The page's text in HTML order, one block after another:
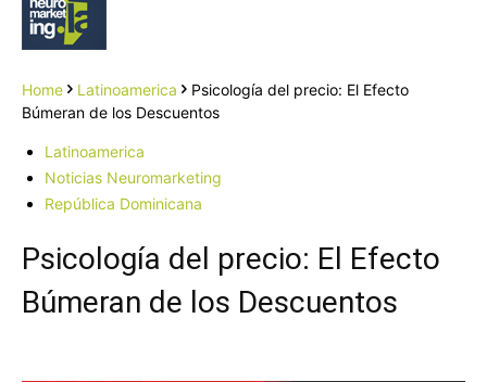
Home Latinoamerica
Psicología del precio: El Efecto
Búmeran de los Descuentos
Latinoamerica
Noticias Neuromarketing
República Dominicana
Psicología del precio: El Efecto
Búmeran de los Descuentos